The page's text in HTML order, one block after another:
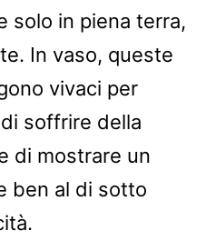
solo in piena terra,
In vaso, queste
vivaci per
soffrire della
di mostrare un
ben al di sotto